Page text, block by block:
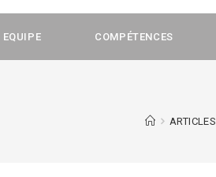
EQUIPE COMPÉTENCES
ARTICLES